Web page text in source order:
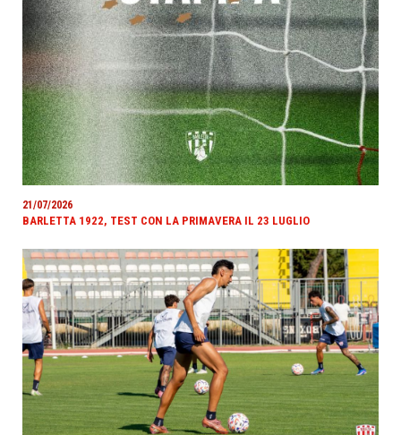
21/07/2026
BARLETTA 1922, TEST CON LA PRIMAVERA IL 23 LUGLIO